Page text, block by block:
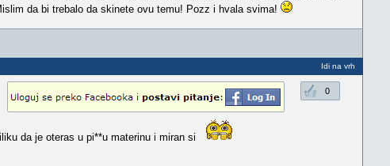
da bi trebalo da skinete ovu temu! Pozz i hvala svima!
Idi na vrh
0
da je oteras u pi**u materinu i miran si